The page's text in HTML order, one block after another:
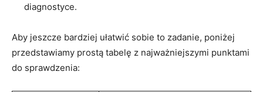
diagnostyce.
Aby jeszcze bardziej ułatwić sobie to zadanie, poniżej
przedstawiamy prostą tabelę z najważniejszymi punktami
do sprawdzenia: